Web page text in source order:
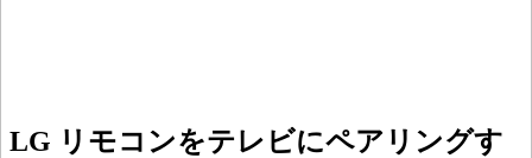
LG リモコンをテレビにペアリングす